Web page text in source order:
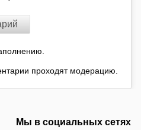
проходят модерацию.
Мы в социальных сетях